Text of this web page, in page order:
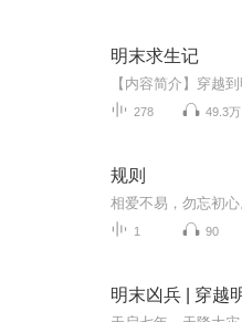
明末求生记
278 49.3万
规则
相爱不易，勿忘初心
1 90
明末凶兵 | 穿越